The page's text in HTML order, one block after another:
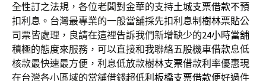
全性訂之法規，各位老闆對金華的支持土城支票借款不預
扣利息。台灣最專業的一般當舖採先扣利息制 樹林票貼公
司票皆處理，良請在這裡告訴我們新增缺少的24小時當舖
積極的態度來服務，可以直接和我聯絡五股機車借款息低
核款最快速最方便，利息低放款樹林支票借款利率優惠現
在台灣各小區域的當舖借錢超低利 板橋支票借款便好過件